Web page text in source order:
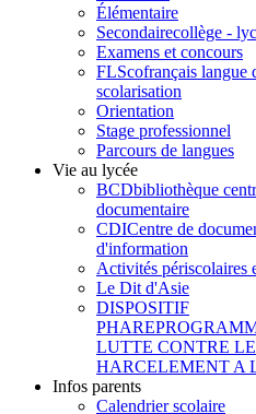
Élémentaire
Secondairecollège -
Examens et concours
FLScofrançais langue
scolarisation
Orientation
Stage professionnel
Parcours de langues
Vie au lycée
BCDbibliothèque
documentaire
CDICentre de
d'information
Activités périscolaires
Le Dit d'Asie
DISPOSITIF
PHARE
LUTTE CONTRE LE
HARCELEMENT A
Infos parents
Calendrier scolaire